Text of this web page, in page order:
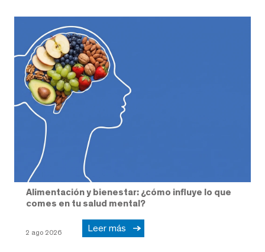
Alimentación y bienestar: ¿cómo influye lo que
comes en tu salud mental?
2 ago 2026 Leer más